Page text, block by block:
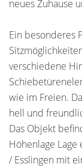
neues Zuhause
Ein besonderes
verschiedene
wie im Freien.
hell und
Das Objekt
Höhenlage
/ Esslingen mit